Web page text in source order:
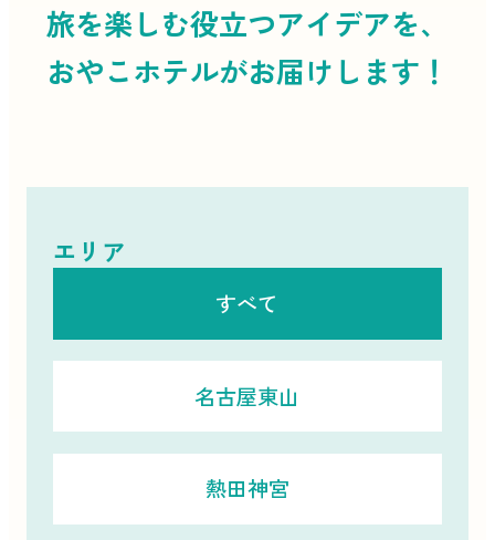
旅を楽しむ役立つアイデアを、
おやこホテルがお届けします！
エリア
すべて
名古屋東山
熱田神宮